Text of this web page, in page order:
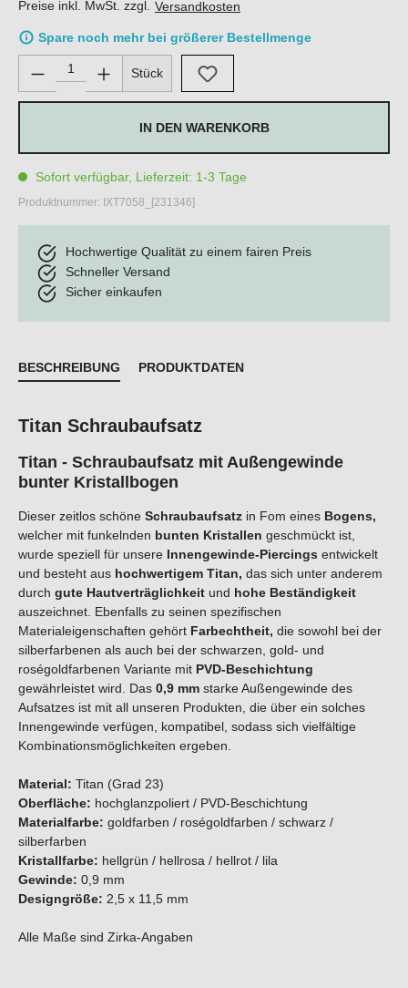
Preise inkl. MwSt. zzgl. Versandkosten
Spare noch mehr bei größerer Bestellmenge
Produkt Anzahl: Gib den gewünschten Wert ein oder
Stück
IN DEN WARENKORB
Sofort verfügbar, Lieferzeit: 1-3 Tage
Produktnummer: IXT7058_[231346]
Hochwertige Qualität zu einem fairen Preis
Schneller Versand
Sicher einkaufen
BESCHREIBUNG PRODUKTDATEN
Titan Schraubaufsatz
Titan - Schraubaufsatz mit Außengewinde
bunter Kristallbogen
Dieser zeitlos schöne Schraubaufsatz in Fom eines Bogens,
welcher mit funkelnden bunten Kristallen geschmückt ist,
wurde speziell für unsere Innengewinde-Piercings entwickelt
und besteht aus hochwertigem Titan, das sich unter anderem
durch gute Hautverträglichkeit und hohe Beständigkeit
auszeichnet. Ebenfalls zu seinen spezifischen
Materialeigenschaften gehört Farbechtheit, die sowohl bei der
silberfarbenen als auch bei der schwarzen, gold- und
roségoldfarbenen Variante mit PVD-Beschichtung
gewährleistet wird. Das 0,9 mm starke Außengewinde des
Aufsatzes ist mit all unseren Produkten, die über ein solches
Innengewinde verfügen, kompatibel, sodass sich vielfältige
Kombinationsmöglichkeiten ergeben.
Material: Titan (Grad 23)
Oberfläche: hochglanzpoliert / PVD-Beschichtung
Materialfarbe: goldfarben / roségoldfarben / schwarz /
silberfarben
Kristallfarbe: hellgrün / hellrosa / hellrot / lila
Gewinde: 0,9 mm
Designgröße: 2,5 x 11,5 mm
Alle Maße sind Zirka-Angaben